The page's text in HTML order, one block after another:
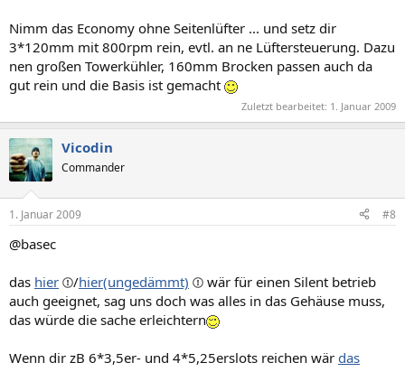
Nimm das Economy ohne Seitenlüfter ... und setz dir
3*120mm mit 800rpm rein, evtl. an ne Lüftersteuerung. Dazu
nen großen Towerkühler, 160mm Brocken passen auch da
gut rein und die Basis ist gemacht
Zuletzt bearbeitet: 1. Januar 2009
Vicodin
Commander
1. Januar 2009 #8
@basec
das hier /hier(ungedämmt)
wär für einen Silent betrieb
auch geeignet, sag uns doch was alles in das Gehäuse muss,
das würde die sache erleichtern
Wenn dir zB 6*3,5er- und 4*5,25erslots reichen wär das